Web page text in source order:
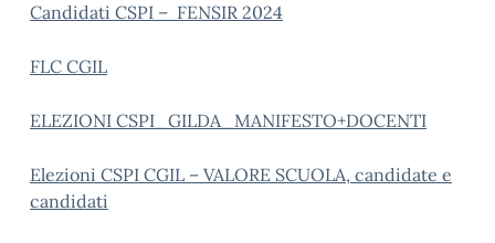
Candidati CSPI – FENSIR 2024
FLC CGIL
ELEZIONI CSPI_GILDA_MANIFESTO+DOCENTI
Elezioni CSPI CGIL – VALORE SCUOLA, candidate e
candidati